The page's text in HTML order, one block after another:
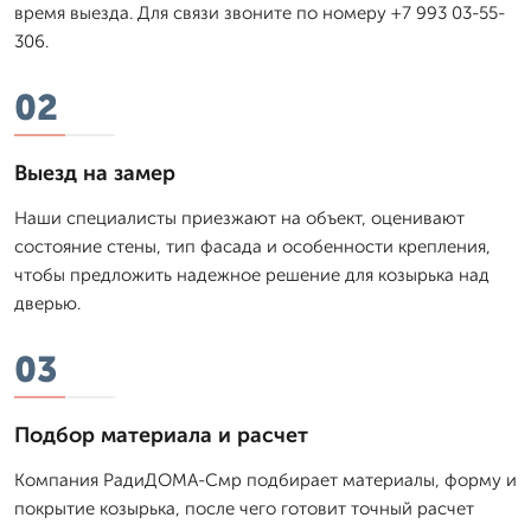
время выезда. Для связи звоните по номеру +7 993 03-55-
306.
02
Выезд на замер
Наши специалисты приезжают на объект, оценивают
состояние стены, тип фасада и особенности крепления,
чтобы предложить надежное решение для козырька над
дверью.
03
Подбор материала и расчет
Компания РадиДОМА-Смр подбирает материалы, форму и
покрытие козырька, после чего готовит точный расчет